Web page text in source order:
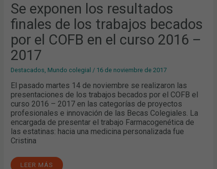
Se exponen los resultados
finales de los trabajos becados
por el COFB en el curso 2016 –
2017
Destacados, Mundo colegial / 16 de noviembre de 2017
El pasado martes 14 de noviembre se realizaron las
presentaciones de los trabajos becados por el COFB el
curso 2016 – 2017 en las categorías de proyectos
profesionales e innovación de las Becas Colegiales. La
encargada de presentar el trabajo Farmacogenética de
las estatinas: hacia una medicina personalizada fue
Cristina
POR
EL
COFB
EN
CURSO
2016
–
2017
LEER MÁS